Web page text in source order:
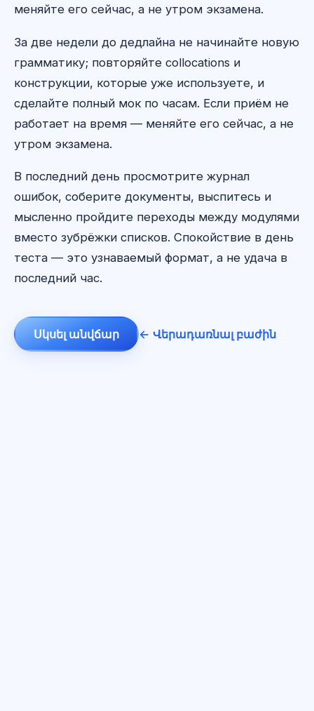
меняйте его сейчас, а не утром экзамена.
За две недели до дедлайна не начинайте новую
грамматику; повторяйте collocations и
конструкции, которые уже используете, и
сделайте полный мок по часам. Если приём не
работает на время — меняйте его сейчас, а не
утром экзамена.
В последний день просмотрите журнал
ошибок, соберите документы, выспитесь и
мысленно пройдите переходы между модулями
вместо зубрёжки списков. Спокойствие в день
теста — это узнаваемый формат, а не удача в
последний час.
Սկսել անվճար ← Վերադառնալ բաժին